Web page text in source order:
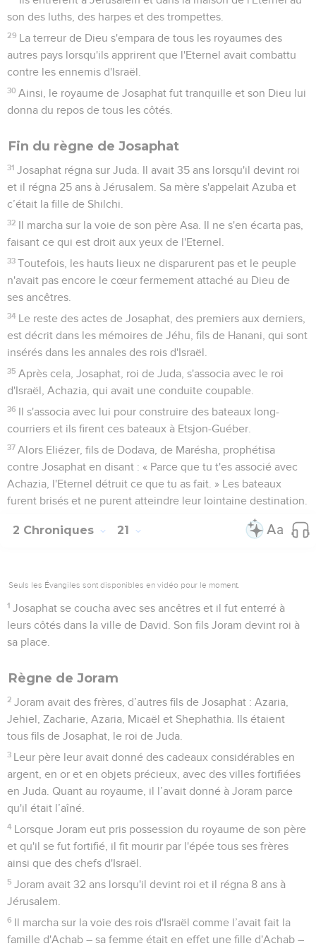
son des luths, des harpes et des trompettes.
29 La terreur de Dieu s'empara de tous les royaumes des
autres pays lorsqu'ils apprirent que l'Eternel avait combattu
contre les ennemis d'Israël.
30 Ainsi, le royaume de Josaphat fut tranquille et son Dieu lui
donna du repos de tous les côtés.
Fin du règne de Josaphat
31 Josaphat régna sur Juda. Il avait 35 ans lorsqu'il devint roi
et il régna 25 ans à Jérusalem. Sa mère s'appelait Azuba et
c’était la fille de Shilchi.
32 Il marcha sur la voie de son père Asa. Il ne s'en écarta pas,
faisant ce qui est droit aux yeux de l'Eternel.
33 Toutefois, les hauts lieux ne disparurent pas et le peuple
n'avait pas encore le cœur fermement attaché au Dieu de
ses ancêtres.
34 Le reste des actes de Josaphat, des premiers aux derniers,
est décrit dans les mémoires de Jéhu, fils de Hanani, qui sont
insérés dans les annales des rois d'Israël.
35 Après cela, Josaphat, roi de Juda, s'associa avec le roi
d'Israël, Achazia, qui avait une conduite coupable.
36 Il s'associa avec lui pour construire des bateaux long-
courriers et ils firent ces bateaux à Etsjon-Guéber.
37 Alors Eliézer, fils de Dodava, de Marésha, prophétisa
contre Josaphat en disant : « Parce que tu t'es associé avec
Achazia, l'Eternel détruit ce que tu as fait. » Les bateaux
furent brisés et ne purent atteindre leur lointaine destination.
2 Chroniques 21
Seuls les Évangiles sont disponibles en vidéo pour le moment.
1 Josaphat se coucha avec ses ancêtres et il fut enterré à
leurs côtés dans la ville de David. Son fils Joram devint roi à
sa place.
Règne de Joram
2 Joram avait des frères, d’autres fils de Josaphat : Azaria,
Jehiel, Zacharie, Azaria, Micaël et Shephathia. Ils étaient
tous fils de Josaphat, le roi de Juda.
3 Leur père leur avait donné des cadeaux considérables en
argent, en or et en objets précieux, avec des villes fortifiées
en Juda. Quant au royaume, il l’avait donné à Joram parce
qu'il était l’aîné.
4 Lorsque Joram eut pris possession du royaume de son père
et qu'il se fut fortifié, il fit mourir par l'épée tous ses frères
ainsi que des chefs d'Israël.
5 Joram avait 32 ans lorsqu'il devint roi et il régna 8 ans à
Jérusalem.
6 Il marcha sur la voie des rois d'Israël comme l’avait fait la
famille d'Achab – sa femme était en effet une fille d'Achab –